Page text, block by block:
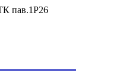
пав.1Р26